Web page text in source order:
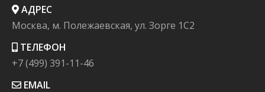
АДРЕС
Москва, м. Полежаевская, ул. Зорге 1C2
ТЕЛЕФОН
+7 (499) 391-11-46
EMAIL